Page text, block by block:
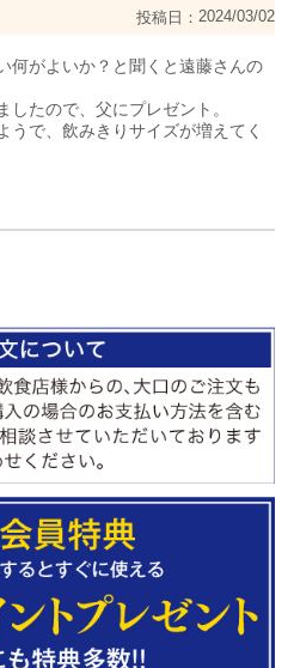
投稿日 2024/03/02
何がよいか？と聞くと遠藤さんの
たので、父にプレゼント。
うで、飲みきりサイズが増えてく